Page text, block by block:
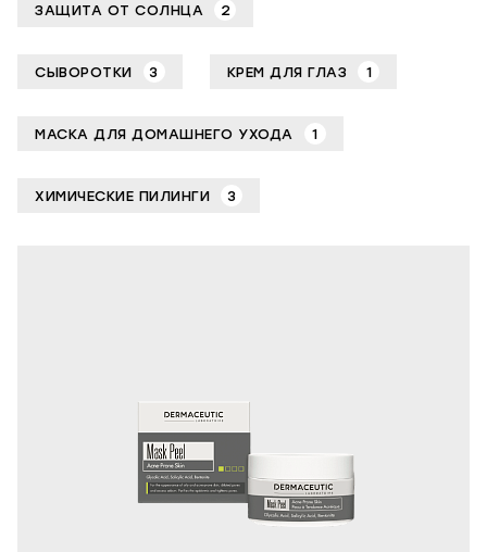
ЗАЩИТА ОТ СОЛНЦА 2
СЫВОРОТКИ 3 КРЕМ ДЛЯ ГЛАЗ 1
МАСКА ДЛЯ ДОМАШНЕГО УХОДА 1
ХИМИЧЕСКИЕ ПИЛИНГИ 3